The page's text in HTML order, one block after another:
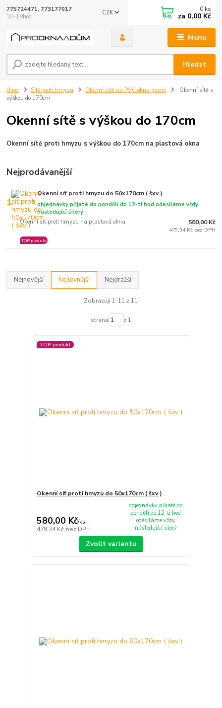
Menu
CZK
Hledat
775724471, 773177017
10-18hod
0 ks
za 0,00 Kč
Úvod Sítě proti hmyzu Okenní sítě na PVC okna pevné
Okenní sítě s
výškou do 170cm
Okenní sítě s výškou do 170cm
Okenní sítě proti hmyzu s výškou do 170cm na plastová okna
Nejprodávanější
1.
Okenní síť proti hmyzu do 50x170cm ( šxv )
Okenní síť proti hmyzu na plastová okna
objednávky přijaté do pondělí do 12-ti hod odesíláme vždy
následující úterý
TOP produkt
580,00 Kč
479,34 Kč bez DPH
Nejnovější Nejlevnější Nejdražší
Zobrazuji 1-11 z 11
strana z 1
TOP produkt
Okenní síť proti hmyzu do 50x170cm ( šxv )
580,00 Kč/ks
479,34 Kč bez DPH
objednávky přijaté do
pondělí do 12-ti hod
odesíláme vždy
následující úterý
Zvolit variantu